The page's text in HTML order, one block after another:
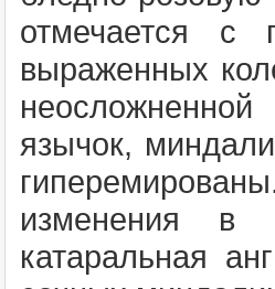
отмечается
выраженных
язычок,
изменения в
катаральная